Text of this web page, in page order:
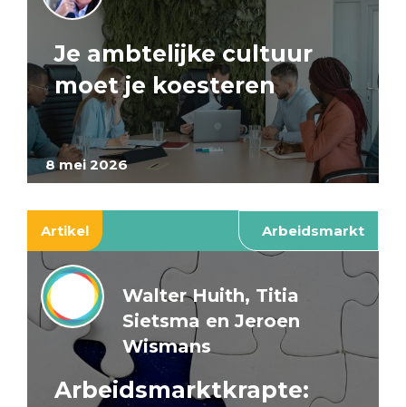
8 mei 2026
Je ambtelijke cultuur
moet je koesteren
Artikel Arbeidsmarkt
Walter Huith, Titia
Sietsma en Jeroen
Wismans
Arbeidsmarktkrapte: